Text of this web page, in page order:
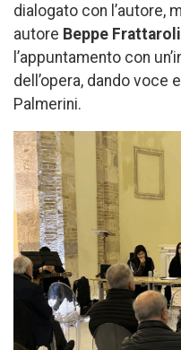
dialogato con l’autore,
autore Beppe Frattaroli
l’appuntamento con
dell’opera, dando voce
Palmerini.